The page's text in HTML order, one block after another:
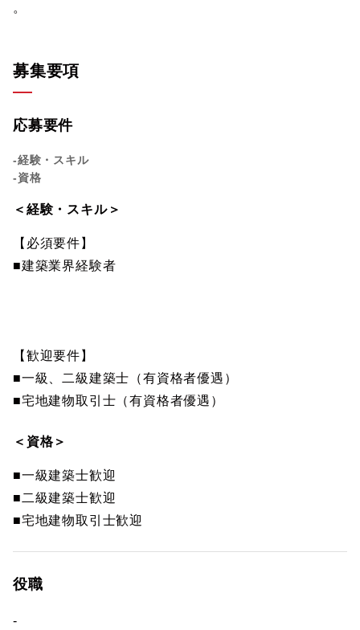
。
募集要項
応募要件
-経験・スキル
-資格
＜経験・スキル＞
【必須要件】
■建築業界経験者
【歓迎要件】
■一級、二級建築士（有資格者優遇）
■宅地建物取引士（有資格者優遇）
＜資格＞
■一級建築士歓迎
■二級建築士歓迎
■宅地建物取引士歓迎
役職
-